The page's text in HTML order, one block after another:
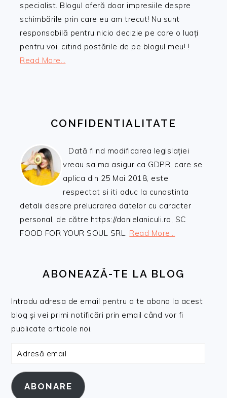
specialist. Blogul oferă doar impresiile despre
schimbările prin care eu am trecut! Nu sunt
responsabilă pentru nicio decizie pe care o luați
pentru voi, citind postările de pe blogul meu! !
Read More…
CONFIDENTIALITATE
Dată fiind modificarea legislației
vreau sa ma asigur ca GDPR, care se
aplica din 25 Mai 2018, este
respectat si iti aduc la cunostinta
detalii despre prelucrarea datelor cu caracter
personal, de către https://danielaniculi.ro, SC
FOOD FOR YOUR SOUL SRL. Read More…
ABONEAZĂ-TE LA BLOG
Introdu adresa de email pentru a te abona la acest
blog și vei primi notificări prin email când vor fi
publicate articole noi.
Adresă
ABONARE